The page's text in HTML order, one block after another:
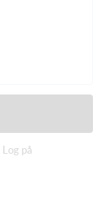
Log på